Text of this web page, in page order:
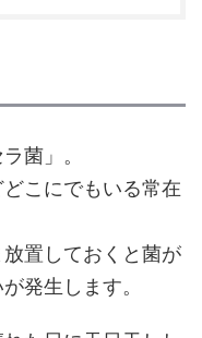
菌」。
こにでもいる常在
置しておくと菌が
発生します。